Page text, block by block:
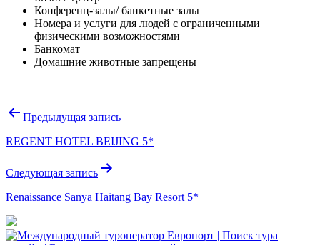
Конференц-залы/ банкетные залы
Номера и услуги для людей с ограниченными
физическими возможностями
Банкомат
Домашние животные запрещены
Навигация
записям
Предыдущая запись
REGENT HOTEL BEIJING 5*
Следующая запись
Renaissance Sanya Haitang Bay Resort 5*